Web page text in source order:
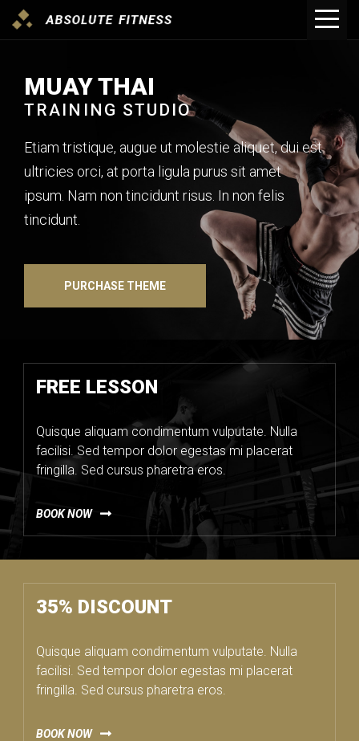
MUAY THAI
TRAINING STUDIO
Etiam tristique, augue ut molestie aliquet, dui est
ultricies orci, at porta ligula purus sit amet
ipsum. Nam non tincidunt risus. In non felis
tincidunt.
PURCHASE THEME
FREE LESSON
Quisque aliquam condimentum vulputate. Nulla
facilisi. Sed tempor dolor egestas mi placerat
fringilla. Sed cursus pharetra eros.
BOOK NOW
35% DISCOUNT
Quisque aliquam condimentum vulputate. Nulla
facilisi. Sed tempor dolor egestas mi placerat
fringilla. Sed cursus pharetra eros.
BOOK NOW